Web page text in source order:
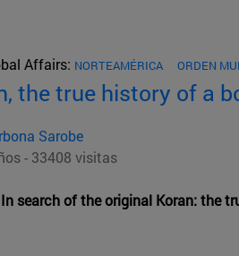
Affairs: NORTEAMÉRICA ORDEN
the true history of a
Sarobe
- 33408 visitas
In search of the original Koran: the